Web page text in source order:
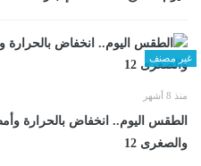
غير مصنف
منذ 8 أشهر
والصغرى 12